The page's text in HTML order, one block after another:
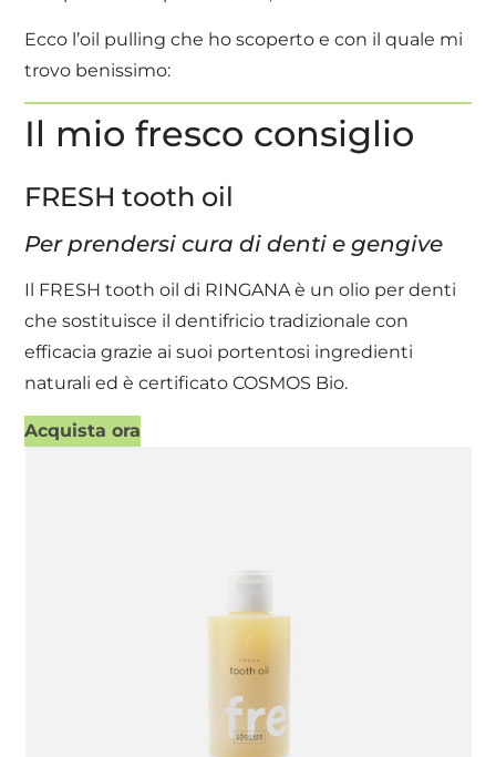
Ecco l’oil pulling che ho scoperto e con il quale mi
trovo benissimo:
Il mio fresco consiglio
FRESH tooth oil
Per prendersi cura di denti e gengive
Il FRESH tooth oil di RINGANA è un olio per denti
che sostituisce il dentifricio tradizionale con
efficacia grazie ai suoi portentosi ingredienti
naturali ed è certificato COSMOS Bio.
Acquista ora